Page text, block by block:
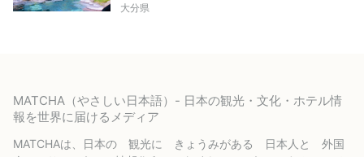
大分県
MATCHA（やさしい日本語）- 日本の観光・文化・ホテル情
報を世界に届けるメディア
MATCHAは、日本の 観光に きょうみがある 日本人と 外国